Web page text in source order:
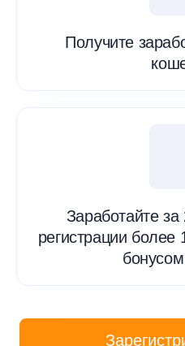
Получите
Заработайте
регистрации более